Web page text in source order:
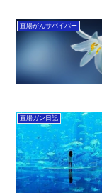
直腸がんサバイバー
直腸ガン日記